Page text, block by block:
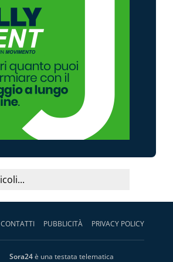
CONTATTI PUBBLICITÀ PRIVACY POLICY
Sora24è una testata telematica